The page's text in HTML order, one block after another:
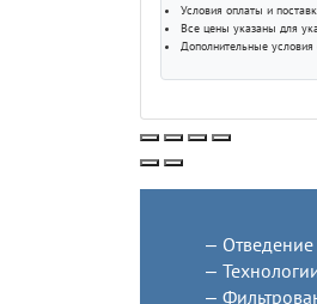
Условия оплаты и
Все цены указаны для
Дополнительные